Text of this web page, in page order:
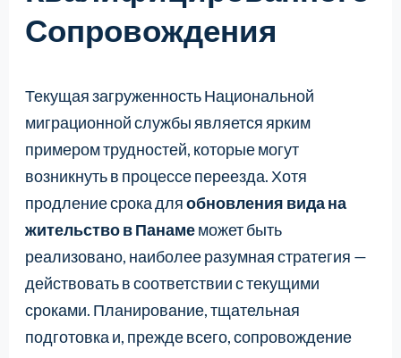
Сопровождения
Текущая загруженность Национальной
миграционной службы является ярким
примером трудностей, которые могут
возникнуть в процессе переезда. Хотя
продление срока дляобновления вида на
жительство в Панамеможет быть
реализовано, наиболее разумная стратегия —
действовать в соответствии с текущими
сроками. Планирование, тщательная
подготовка и, прежде всего, сопровождение